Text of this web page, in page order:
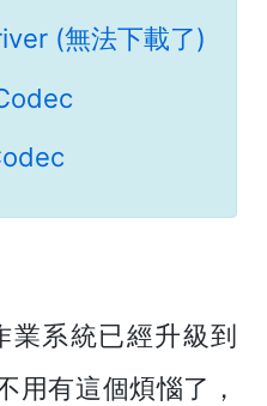
(無法下載了)
業系統已經升級到
用有這個煩惱了，